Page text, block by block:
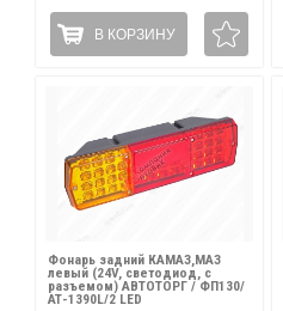
В КОРЗИНУ
Фонарь задний КАМАЗ,МАЗ
левый (24V, светодиод, с
разъемом) АВТОТОРГ / ФП130/
АТ-1390L/2 LED